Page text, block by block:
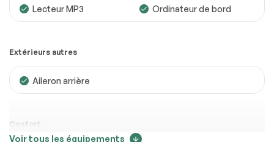
Transmission Conforme
Système électrique
Accessoires
Éclairage Conforme
Lecteur MP3
Ordinateur de bord
Extérieurs autres
Aileron arrière
Confort
Voir tous les équipements